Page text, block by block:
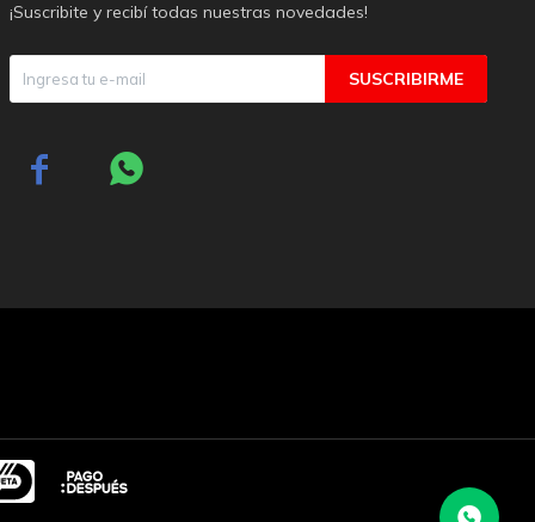
¡Suscribite y recibí todas nuestras novedades!
SUSCRIBIRME
 